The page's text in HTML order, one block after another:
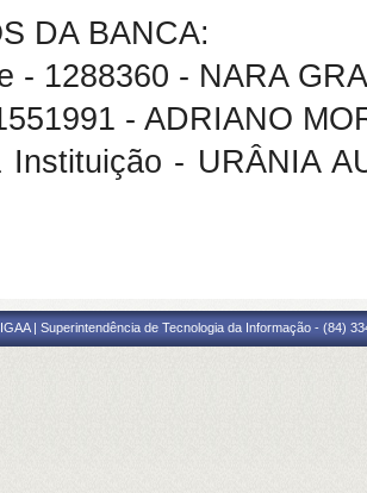
DA BANCA:
- 1288360 - NARA
- ADRIANO
Instituição - URÂNIA
| Superintendência de Tecnologia da Informação - (84)